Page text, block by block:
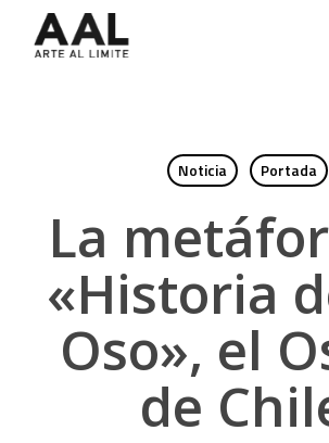
Noticia Portada
La
«Historia
Oso», el
de